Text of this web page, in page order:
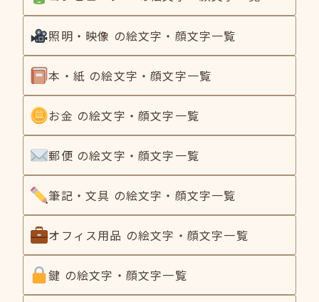
照明・映像 の絵文字・顔文字一覧
本・紙 の絵文字・顔文字一覧
お金 の絵文字・顔文字一覧
郵便 の絵文字・顔文字一覧
筆記・文具 の絵文字・顔文字一覧
オフィス用品 の絵文字・顔文字一覧
鍵 の絵文字・顔文字一覧